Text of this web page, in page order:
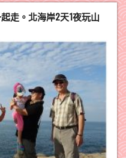
走。北海岸2天1夜玩山